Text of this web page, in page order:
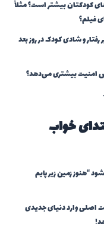
کودکتان بیشتر است؟ مثلاً
فیلم؟
و شادی کودک در روز بعد
امنیت بیشتری می‌دهد؟
خواب
زمین زیر پایم
وارد دنیای جدیدی